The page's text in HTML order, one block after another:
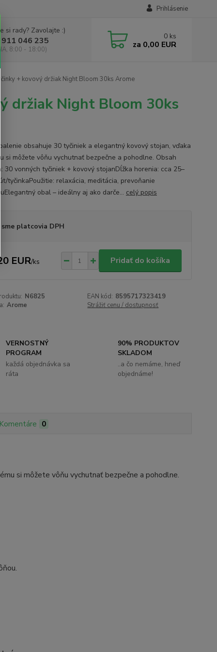
Prihlásenie
si rady? Zavolajte :)
046 235
8:00 - 18:00)
0 ks
za 0,00 EUR
+ kovový držiak Night Bloom 30ks Arome
držiak Night Bloom 30ks
obsahuje 30 tyčiniek a elegantný kovový stojan, vďaka
si môžete vôňu vychutnať bezpečne a pohodlne. Obsah
30 vonných tyčiniek + kovový stojanDĺžka horenia: cca 25–
tyčinkaPoužitie: relaxácia, meditácia, prevoňanie
obal – ideálny aj ako darče... celý popis
sme platcovia DPH
EUR/ks Pridať do košíka
N6825 EAN kód: 8595717323419
Arome Strážiť cenu / dostupnosť
VERNOSTNÝ
PROGRAM
každá objednávka sa
ráta
90% PRODUKTOV
SKLADOM
..a čo nemáme, hneď
objednáme!
0
si môžete vôňu vychutnať bezpečne a pohodlne.